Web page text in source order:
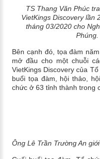
TS Thang Văn Phúc
VietKings Discovery lần
tháng 03/2020 cho
Bên cạnh đó, tọa đàm
mở đầu cho một chuỗi
VietKings Discovery của
buổi tọa đàm, hội thảo,
chức ở 63 tỉnh thành trong
Ông Lê Trần Trường An